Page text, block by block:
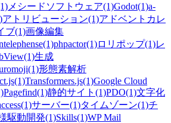
メシードソフトウェア(1)Godot(1)a-
アトリビューション(1)アドベントカレ
ブ(1)画像編集
(1)phpactor(1)ロリポップ(1)レ
(1)生成
(1)形態素解析
(1)Transformers.js(1)Google Cloud
Pagefind(1)静的サイト (1)PDO(1)文字化
(1)サーバー(1)タイムゾーン(1)チ
駆動開発(1)Skills(1)WP Mail